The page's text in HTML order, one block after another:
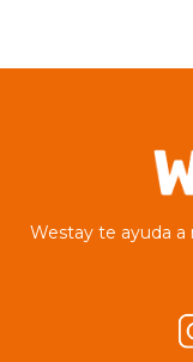
Westay te ayuda a